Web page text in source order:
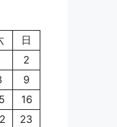
日
2
9
16
23